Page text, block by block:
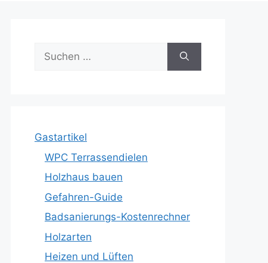
Suche
nach:
Gastartikel
WPC Terrassendielen
Holzhaus bauen
Gefahren-Guide
Badsanierungs-Kostenrechner
Holzarten
Heizen und Lüften